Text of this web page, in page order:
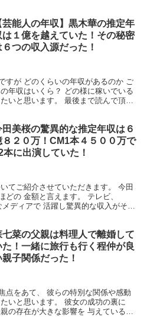
芸能人の年収】黒木華の推定年
は１億を越えていた！その秘密
６つの収入源だった！
すが どのくらいの年収があるのか ご
年収はいくら？ どの様に稼いでいる
いと思います。 最後まで読んで頂け
田美桜の驚異的な推定年収は６
８２０万！CM1本４５００万で
本に出演していた！
てご紹介させていただきます。 今田
どの 金額と言えます。 テレビ、
ディアで 活躍し驚異的な収入がその
七菜の父親は料理人で離婚して
た！一緒に旅行も行く程仲が良
親子関係だった！
点をあて、 彼らの特別な関係や感動
いと思います。 彼女の成功の裏に
の存在が大きな影響を 与えているか